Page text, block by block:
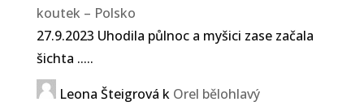
koutek – Polsko
27.9.2023 Uhodila půlnoc a myšici zase začala
šichta .....
Leona Šteigrová k Orel bělohlavý